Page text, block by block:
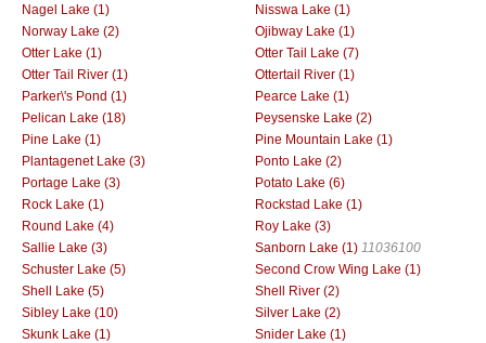
Nagel Lake (1)
Nisswa Lake (1)
Norway Lake (2)
Ojibway Lake (1)
Otter Lake (1)
Otter Tail Lake (7)
Otter Tail River (1)
Ottertail River (1)
Parker\'s Pond (1)
Pearce Lake (1)
Pelican Lake (18)
Peysenske Lake (2)
Pine Lake (1)
Pine Mountain Lake (1)
Plantagenet Lake (3)
Ponto Lake (2)
Portage Lake (3)
Potato Lake (6)
Rock Lake (1)
Rockstad Lake (1)
Round Lake (4)
Roy Lake (3)
Sallie Lake (3)
Sanborn Lake (1) 11036100
Schuster Lake (5)
Second Crow Wing Lake (1)
Shell Lake (5)
Shell River (2)
Sibley Lake (10)
Silver Lake (2)
Skunk Lake (1)
Snider Lake (1)